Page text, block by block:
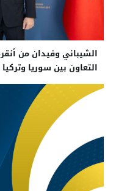
الشيباني وفيدان من
التعاون بين سوريا وتركيا